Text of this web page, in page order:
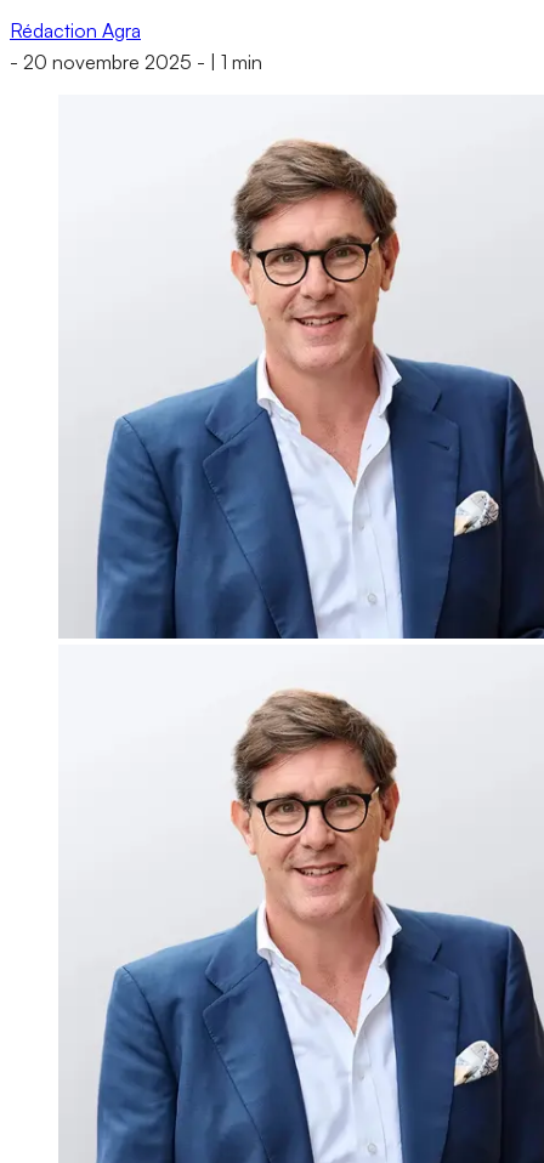
Rédaction Agra
- 20 novembre 2025 - 1 min